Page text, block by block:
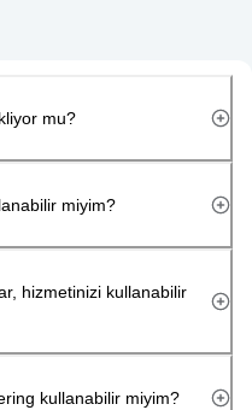
mu?
miyim?
hizmetinizi kullanabilir
kullanabilir miyim?